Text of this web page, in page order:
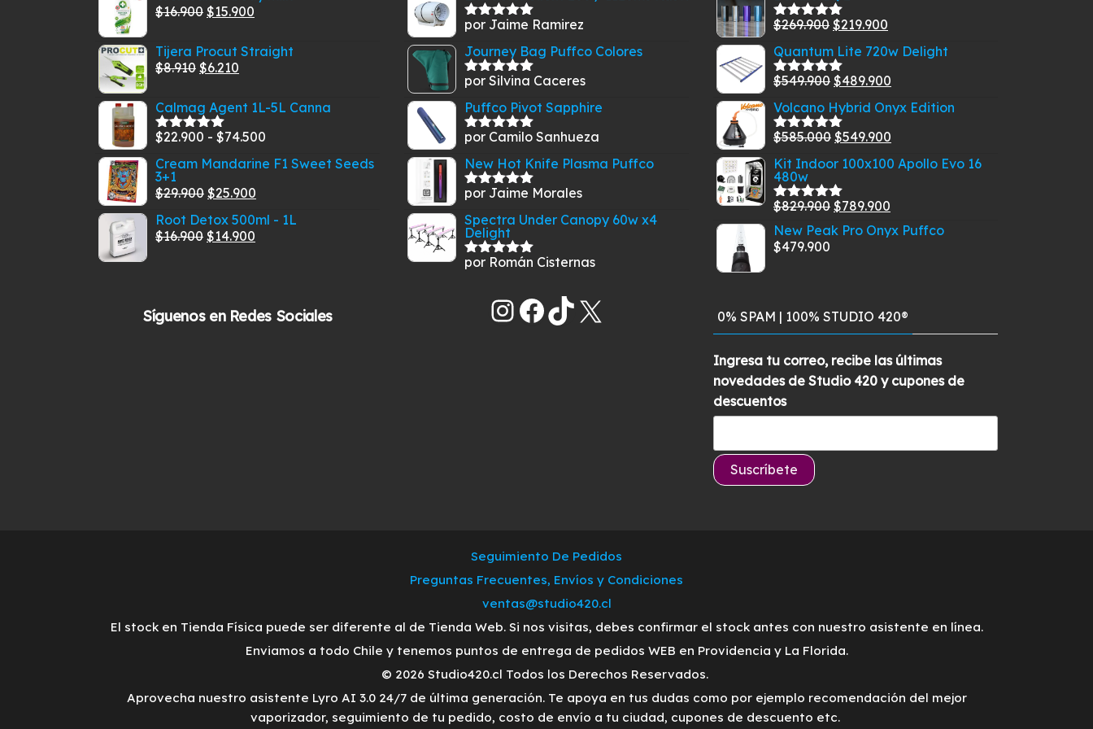
la
de
producto
$16.900 El
original
era:
$15.900
actual
Tijera Procut Straight
$8.910 El
original
era:
$8.910.
$6.210
actual
es:
Calmag Agent 1L-5L Canna
Valorado
5
$22.900 - $74.500
de
$22.900
Cream Mandarine F1 Sweet Seeds
3+1
$29.900 El
precio
original
$25.900
precio
Root Detox 500ml - 1L
$16.900 El
$16.900.
$14.900
$14.900.
Valorado
por Jaime Ramirez
Journey Bag Puffco Colores
Valorado
por Silvina Caceres
Puffco Pivot Sapphire
Valorado
por Camilo Sanhueza
New Hot Knife Plasma Puffco
Valorado
por Jaime Morales
Spectra Under Canopy 60w x4
Delight
Valorado
por Román Cisternas
Valorado
5
$269.900 El
precio
original
era:
$269.900.
$219.900
precio
es:
$219.900.
Quantum Lite 720w Delight
Valorado
5
$549.900 El
precio
original
era:
$549.900.
$489.900
precio
es:
$489.900.
Volcano Hybrid Onyx Edition
Valorado
5
$585.000 El
precio
era:
$585.000.
$549.900
precio
Kit Indoor 100x100 Apollo Evo 16
480w
Valorado
con
5.00
de
5
$829.900 El
precio
$789.900
precio
New Peak Pro Onyx Puffco
$479.900
Síguenos en Redes Sociales Instagram
Facebook
TikTok
X 0% SPAM | 100% STUDIO 420®
Ingresa tu correo, recibe las últimas
novedades de Studio 420 y cupones de
descuentos
Seguimiento De Pedidos
Preguntas Frecuentes, Envíos y Condiciones
ventas@studio420.cl
El stock en Tienda Física puede ser diferente al de Tienda Web. Si nos visitas, debes confirmar el stock antes con nuestro asistente en línea.
Enviamos a todo Chile y tenemos puntos de entrega de pedidos WEB en Providencia y La Florida.
© 2026 Studio420.cl Todos los Derechos Reservados.
Aprovecha nuestro asistente Lyro AI 3.0 24/7 de última generación. Te apoya en tus dudas como por ejemplo recomendación del mejor
vaporizador, seguimiento de tu pedido, costo de envío a tu ciudad, cupones de descuento etc.